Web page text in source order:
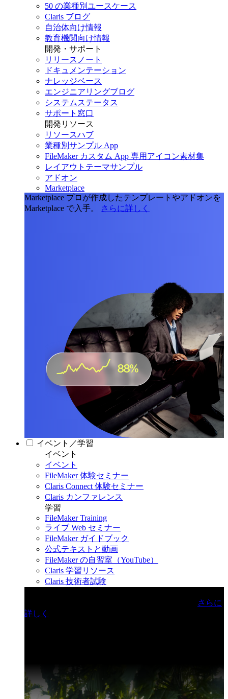
50 の業種別ユースケース
Claris ブログ
自治体向け情報
教育機関向け情報
開発・サポート
リリースノート
ドキュメンテーション
ナレッジベース
エンジニアリングブログ
システムステータス
サポート窓口
開発リソース
リソースハブ
業種別サンプル App
FileMaker カスタム App 専用アイコン素材集
レイアウトテーマサンプル
アドオン
Marketplace
Marketplace プロが作成したテンプレートやアドオンを
Marketplace で入手。
さらに詳しく
イベント／学習
イベント
イベント
FileMaker 体験セミナー
Claris Connect 体験セミナー
Claris カンファレンス
学習
FileMaker Training
ライブ Web セミナー
FileMaker ガイドブック
公式テキストと動画
FileMaker の自習室（YouTube）
Claris 学習リソース
Claris 技術者試験
さらに
詳しく